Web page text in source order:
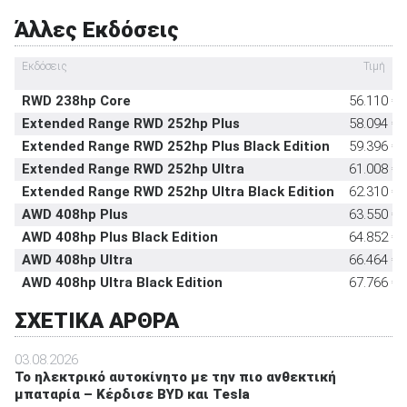
Υπηρεσία κλήσης οδικής βοήθειας σε
έκτακτη ανάγκη
Υποδοχή παιδικού καθίσματος ISOFIX
στάνταρντ
Σύστημα αναγνώρισης οδικών σημάτων
στάνταρντ
Σύστημα αυτόματου παρκαρίσματος
-
Άλλες Εκδόσεις
Εκδόσεις Τιμή
RWD 238hp Core
56.110 €
Extended Range RWD 252hp Plus
58.094 €
Extended Range RWD 252hp Plus Black Edition
59.396 €
Extended Range RWD 252hp Ultra
61.008 €
Extended Range RWD 252hp Ultra Black Edition
62.310 €
AWD 408hp Plus
63.550 €
AWD 408hp Plus Black Edition
64.852 €
AWD 408hp Ultra
66.464 €
AWD 408hp Ultra Black Edition
67.766 €
ΣΧΕΤΙΚΑ ΑΡΘΡΑ
03.08.2026
Το ηλεκτρικό αυτοκίνητο με την πιο ανθεκτική
μπαταρία – Κέρδισε BYD και Tesla